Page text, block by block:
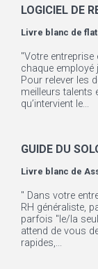
LOGICIEL DE
Livre blanc de
"Votre entreprise
chaque
Pour relever les
meilleurs talents
qu’intervient le...
GUIDE DU
Livre blanc de
" Dans votre
RH généraliste,
parfois "le/la
attend de vous
rapides,...